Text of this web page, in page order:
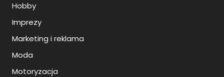
Hobby
Imprezy
Marketing i reklama
Moda
Motoryzacja